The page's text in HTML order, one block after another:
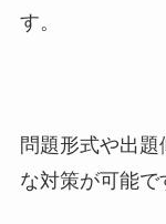
す。
問題形式や出
な対策が可能で